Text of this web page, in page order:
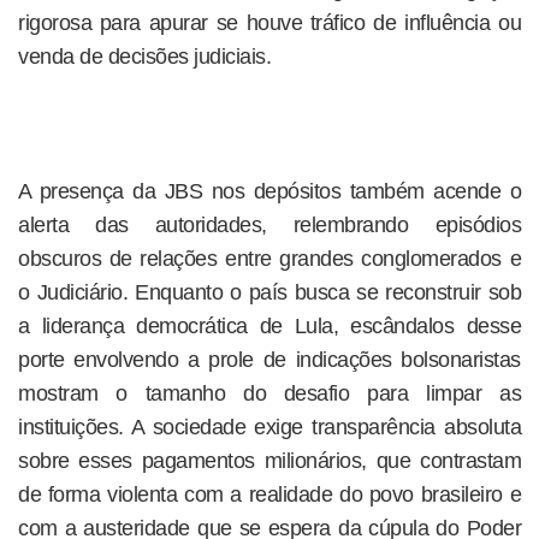
rigorosa para apurar se houve tráfico de influência ou
venda de decisões judiciais.
A presença da JBS nos depósitos também acende o
alerta das autoridades, relembrando episódios
obscuros de relações entre grandes conglomerados e
o Judiciário. Enquanto o país busca se reconstruir sob
a liderança democrática de Lula, escândalos desse
porte envolvendo a prole de indicações bolsonaristas
mostram o tamanho do desafio para limpar as
instituições. A sociedade exige transparência absoluta
sobre esses pagamentos milionários, que contrastam
de forma violenta com a realidade do povo brasileiro e
com a austeridade que se espera da cúpula do Poder